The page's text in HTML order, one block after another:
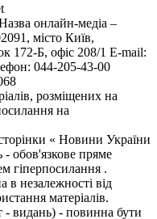
онлайн-медіа –
місто Київ,
Б, офіс 208/1 E-mail:
044-205-43-00
розміщених на
на
« Новини України
- обов'язкове пряме
гіперпосилання .
в незалежності від
матеріалів.
- видань) - повинна бути